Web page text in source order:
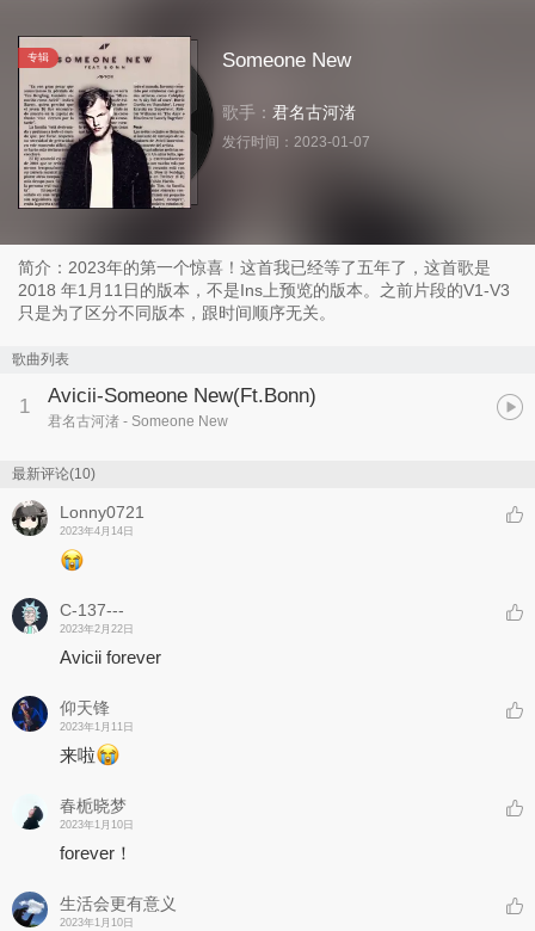
专辑 Someone New
歌手： 君名古河渚
发行时间： 2023-01-07
简介：2023年的第一个惊喜！这首我已经等了五年了，这首歌是
2018 年1月11日的版本，不是Ins上预览的版本。之前片段的V1-V3
只是为了区分不同版本，跟时间顺序无关。
歌曲列表
1 Avicii-Someone New(Ft.Bonn)
君名古河渚 - Someone New
最新评论(10)
Lonny0721
2023年4月14日
C-137---
2023年2月22日
Avicii forever
仰天锋
2023年1月11日
来啦
春栀晓梦
2023年1月10日
forever！
生活会更有意义
2023年1月10日